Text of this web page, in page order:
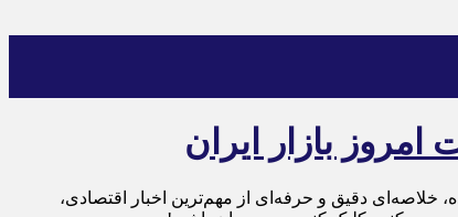
بازار ایران
هر شب ساعت ۲۳:۴۵، زمانی که کمتر از ۱۵ دقیقه تا پایان روز باقی مانده، خلاصه‌ای دقیق و حرفه‌ای از مهم‌ترین اخبار اقتصادی،